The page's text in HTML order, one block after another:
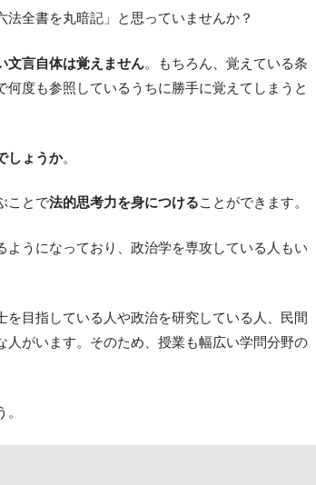
法全書を丸暗記」と思っていませんか？
文言自体は覚えません。もちろん、覚えている条
度も参照しているうちに勝手に覚えてしまうと
しょうか。
ことで法的思考力を身につけることができます。
ようになっており、政治学を専攻している人もい
を目指している人や政治を研究している人、民間
人がいます。そのため、授業も幅広い学問分野の